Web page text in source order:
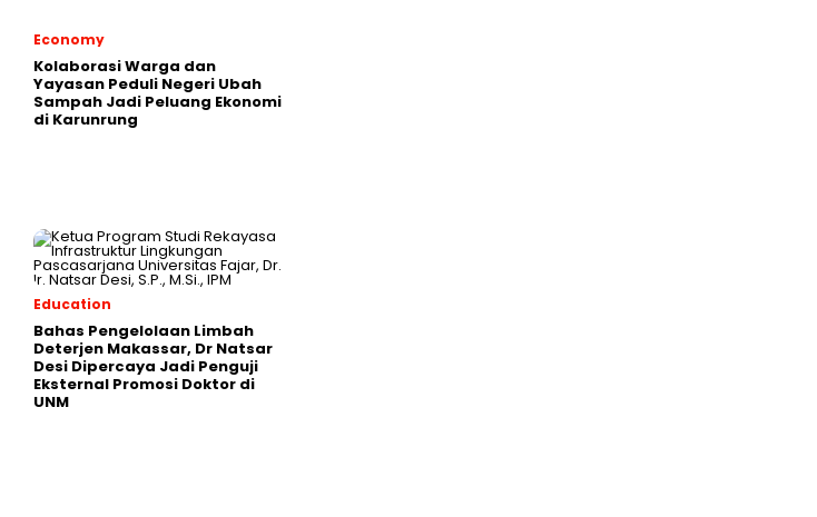
Economy
Kolaborasi Warga dan
Yayasan Peduli Negeri Ubah
Sampah Jadi Peluang Ekonomi
di Karunrung
Education
Bahas Pengelolaan Limbah
Deterjen Makassar, Dr Natsar
Desi Dipercaya Jadi Penguji
Eksternal Promosi Doktor di
UNM